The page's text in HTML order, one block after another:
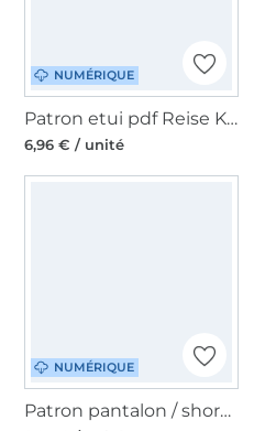
NUMÉRIQUE
Patron etui pdf Reise Karli Unikati, en allemand
6,96 € / unité
NUMÉRIQUE
Patron pantalon / short femme Ally Moeve.Design, en allemand